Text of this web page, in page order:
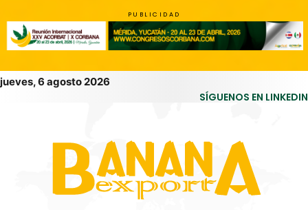
PUBLICIDAD
jueves, 6 agosto 2026
SÍGUENOS EN LINKEDIN